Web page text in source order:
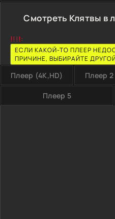
Смотреть Клятвы в
!!!!:
ЕСЛИ КАКОЙ-ТО ПЛЕЕР
ПРИЧИНЕ, ВЫБИРАЙТЕ
Плеер (4K,HD) Плеер 2
Плеер 5